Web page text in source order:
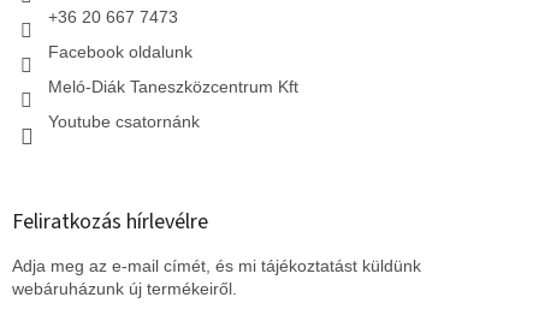
m
+36 20 667 7473
Facebook oldalunk
Meló-Diák Taneszközcentrum Kft
Youtube csatornánk
Feliratkozás hírlevélre
Adja meg az e-mail címét, és mi tájékoztatást küldünk
webáruházunk új termékeiről.